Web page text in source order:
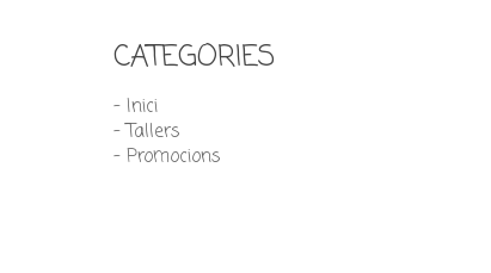
CATEGORIES
- Inici
- Tallers
- Promocions